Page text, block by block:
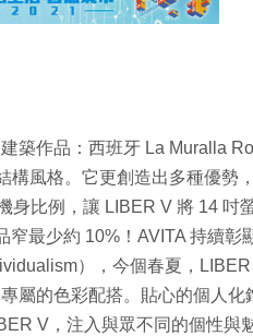
築作品：西班牙 La Muralla
構風格。它更創造出多種優勢
身比例，讓 LIBER V 將 14 吋
最少約 10%！AVITA 持續彰
），今個春夏，LIBER
屬的色彩配搭。貼心的個人化
V，注入與眾不同的個性與